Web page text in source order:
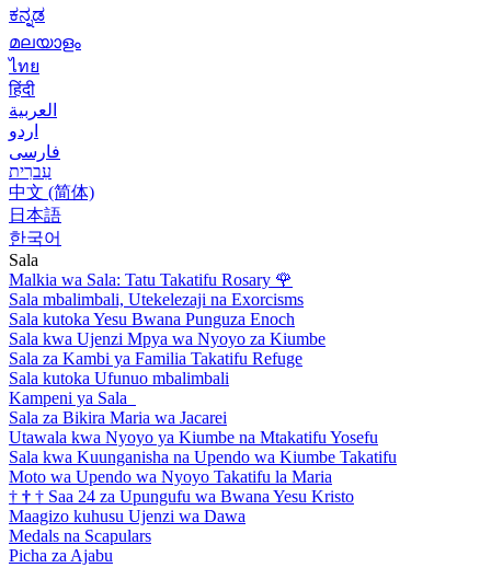
ಕನ್ನಡ
മലയാളം
ไทย
हिंदी
العربية
اردو
فارسی
עִברִית
中文 (简体)
日本語
한국어
Sala
Malkia wa Sala: Tatu Takatifu Rosary 🌹
Sala mbalimbali, Utekelezaji na Exorcisms
Sala kutoka Yesu Bwana Punguza Enoch
Sala kwa Ujenzi Mpya wa Nyoyo za Kiumbe
Sala za Kambi ya Familia Takatifu Refuge
Sala kutoka Ufunuo mbalimbali
Kampeni ya Sala
Sala za Bikira Maria wa Jacarei
Utawala kwa Nyoyo ya Kiumbe na Mtakatifu Yosefu
Sala kwa Kuunganisha na Upendo wa Kiumbe Takatifu
Moto wa Upendo wa Nyoyo Takatifu la Maria
† † † Saa 24 za Upungufu wa Bwana Yesu Kristo
Maagizo kuhusu Ujenzi wa Dawa
Medals na Scapulars
Picha za Ajabu